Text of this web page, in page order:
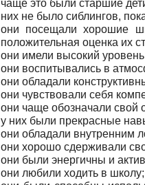
чаще это были старшие
них не было сиблингов,
они посещали хорошие
положительная оценка их
они имели высокий
они воспитывались в
они обладали
они чувствовали себя
они чаще обозначали свой
у них были прекрасные
они обладали внутренним
они хорошо сдерживали
они были энергичны и
они любили ходить в